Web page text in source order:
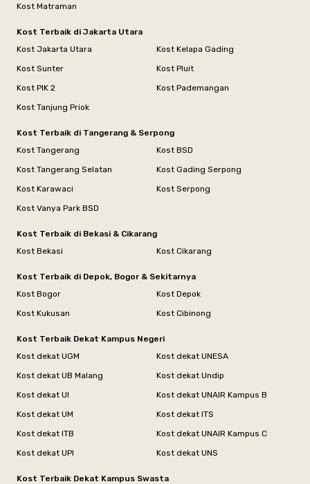
Kost Matraman
Kost Terbaik di Jakarta Utara
Kost Jakarta Utara
Kost Kelapa Gading
Kost Sunter
Kost Pluit
Kost PIK 2
Kost Pademangan
Kost Tanjung Priok
Kost Terbaik di Tangerang & Serpong
Kost Tangerang
Kost BSD
Kost Tangerang Selatan
Kost Gading Serpong
Kost Karawaci
Kost Serpong
Kost Vanya Park BSD
Kost Terbaik di Bekasi & Cikarang
Kost Bekasi
Kost Cikarang
Kost Terbaik di Depok, Bogor & Sekitarnya
Kost Bogor
Kost Depok
Kost Kukusan
Kost Cibinong
Kost Terbaik Dekat Kampus Negeri
Kost dekat UGM
Kost dekat UNESA
Kost dekat UB Malang
Kost dekat Undip
Kost dekat UI
Kost dekat UNAIR Kampus B
Kost dekat UM
Kost dekat ITS
Kost dekat ITB
Kost dekat UNAIR Kampus C
Kost dekat UPI
Kost dekat UNS
Kost Terbaik Dekat Kampus Swasta